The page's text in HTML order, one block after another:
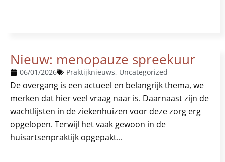
Nieuw: menopauze spreekuur
06/01/2026 Praktijknieuws, Uncategorized
De overgang is een actueel en belangrijk thema, we
merken dat hier veel vraag naar is. Daarnaast zijn de
wachtlijsten in de ziekenhuizen voor deze zorg erg
opgelopen. Terwijl het vaak gewoon in de
huisartsenpraktijk opgepakt...